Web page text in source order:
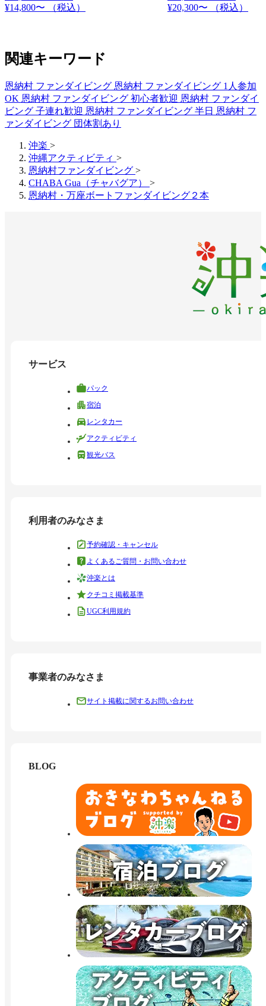
¥14,800〜
（税込）
¥20,300〜
（税込）
関連キーワード
恩納村 ファンダイビング 恩納村 ファンダイビング 1人参加
OK 恩納村 ファンダイビング 初心者歓迎 恩納村 ファンダイ
ビング 子連れ歓迎 恩納村 ファンダイビング 半日 恩納村 フ
ァンダイビング 団体割あり
沖楽 >
沖縄アクティビティ >
恩納村ファンダイビング >
CHABA Gua（チャバグア） >
恩納村・万座ボートファンダイビング２本
サービス
パック
宿泊
レンタカー
アクティビティ
観光バス
利用者のみなさま
予約確認・キャンセル
よくあるご質問・お問い合わせ
沖楽とは
クチコミ掲載基準
UGC利用規約
事業者のみなさま
サイト掲載に関するお問い合わせ
BLOG